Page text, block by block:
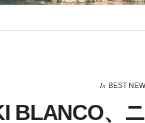
In BEST
BLANCO、